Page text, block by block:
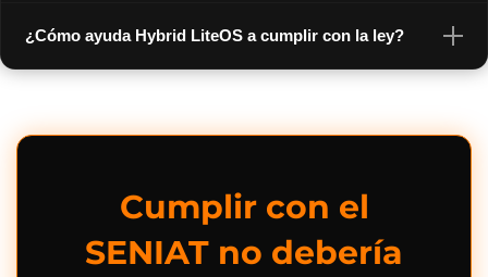
¿Cómo ayuda Hybrid LiteOS a cumplir con la ley?
Cumplir con el
SENIAT no debería